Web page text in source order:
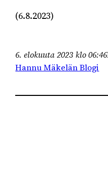
(6.8.2023)
6. elokuuta 2023 klo 06:46
Hannu Mäkelän Blogi